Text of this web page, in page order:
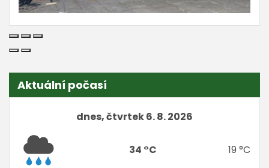
Aktuální počasí
dnes, čtvrtek 6. 8. 2026
34 °C 19 °C